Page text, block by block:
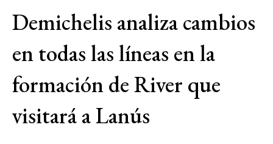
Demichelis analiza cambios
en todas las líneas en la
formación de River que
visitará a Lanús